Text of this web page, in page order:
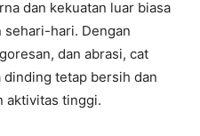
dan kekuatan luar biasa
sehari-hari. Dengan
dan abrasi, cat
tetap bersih dan
aktivitas tinggi.